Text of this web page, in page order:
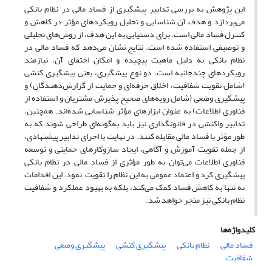
این پژوهش به بررسی تدابیر پیشگیری از فساد مالی در نظام بانکی
می‌پردازد و هدف آن شناسایی و تحلیل رویکردهای مؤثر در کاهش و
کنترل فساد مالی است. برای دستیابی به این هدف، از روش‌های تحلیلی
و توصیفی استفاده شده است. نتایج نشان می‌دهد که فساد مالی در
نظام بانکی به دلیل ماهیت پیچیده و امکان اختفای آن، نیازمند
رویکردهای چندجانبه است. دو نوع پیشگیری، یعنی پیشگیری کنشی
(شامل تقویت شفافیت، اخلاق حرفه‌ای و حمایت از گزارش‌دهندگان) و
پیشگیری وضعی (شامل رویه‌های صحیح پذیرش مشتریان و استفاده از
فناوری اطلاعات) به‌ عنوان ابزارهای مؤثر شناسایی شده‌اند. همچنین،
تدابیر واکنشی در قانونگذاری نیز باید به‌گونه‌ای طراحی شوند که به
‌طور مؤثر با فساد مالی مقابله کنند. در نهایت با اجرای تدابیر پیشنهادی،
از جمله تقویت آموزش و آگاهی، ایجاد سازوکارهای حمایتی و توسعه
فناوری اطلاعات می‌توان به ‌طور مؤثری از فساد مالی در نظام بانکی
پیشگیری کرد و اعتماد عمومی به این نظام را تقویت نمود. این اقدامات
نه‌ تنها به کاهش فساد کمک می‌کند، بلکه به بهبود عملکرد و شفافیت
نظام بانکی نیز منجر خواهد شد.
کلیدواژه‌ها
فساد مالی
نظام بانکی پیشگیری کنشی پیشگیری وضعی
شفافیت